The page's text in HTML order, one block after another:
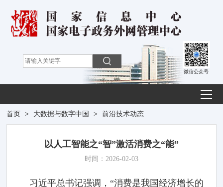
微信公众号
首页 > 大数据与数字中国 > 前沿技术动态
以人工智能之“智”激活消费之“能”
时间：2026-02-03
习近平总书记强调，“消费是我国经济增长的